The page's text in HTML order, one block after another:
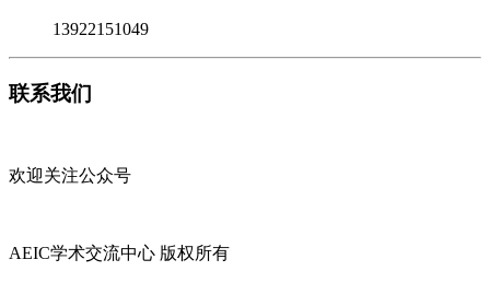
13922151049
联系我们
欢迎关注公众号
AEIC学术交流中心 版权所有